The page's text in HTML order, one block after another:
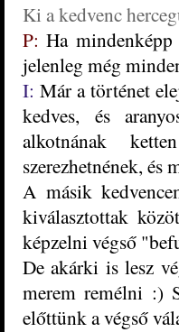
Ki a kedvenc
P: Ha
jelenleg még
I: Már a történet
kedves, és
alkotnának
szerezhetnének, és
A másik
kiválasztottak
képzelni végső
De akárki is lesz
merem remélni :)
előttünk a végső